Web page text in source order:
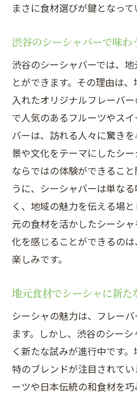
まさに食材選びが鍵となって
渋谷のシーシャバーで味わ
渋谷のシーシャバーでは、
とができます。その理由は
入れたオリジナルフレーバ
で人気のあるフルーツやス
バーは、訪れる人々に驚き
景や文化をテーマにしたシ
ならではの体験ができるこ
うに、シーシャバーは単な
く、地域の魅力を伝える場
元の食材を活かしたシーシ
化を感じることができるの
楽しみです。
地元食材でシーシャに新た
シーシャの魅力は、フレー
ます。しかし、渋谷のシー
く新たな試みが進行中です
特のブレンドが注目されて
ーツや日本伝統の和食材を巧